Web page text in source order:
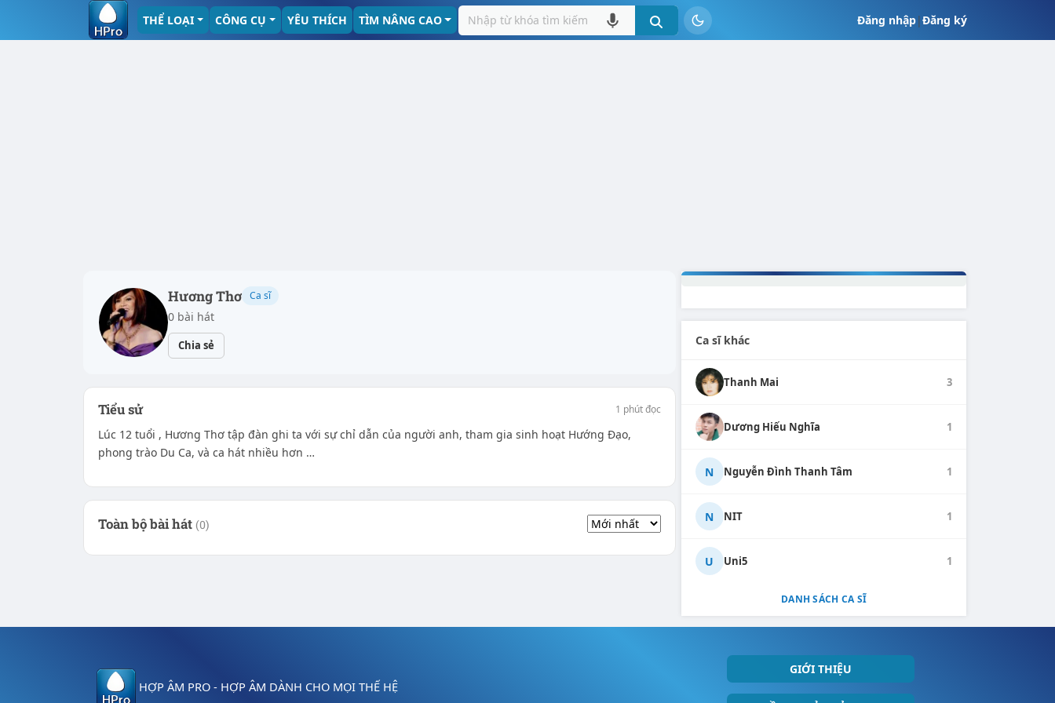
Đăng nhập|Đăng ký
THỂ LOẠI CÔNG CỤ YÊU THÍCH TÌM NÂNG CAO
Hương Thơ Ca sĩ
0 bài hát
Chia sẻ
Tiểu sử 1 phút đọc
Lúc 12 tuổi , Hương Thơ tập đàn ghi ta với sự chỉ dẫn của người anh, tham gia sinh hoạt Hướng Đạo,
phong trào Du Ca, và ca hát nhiều hơn …
Toàn bộ bài hát (0)
Ca sĩ khác
Thanh Mai 3
Dương Hiếu Nghĩa 1
N Nguyễn Đình Thanh Tâm 1
N NIT 1
U Uni5 1
DANH SÁCH CA SĨ
HỢP ÂM PRO - HỢP ÂM DÀNH CHO MỌI THẾ HỆ
GIỚI THIỆU